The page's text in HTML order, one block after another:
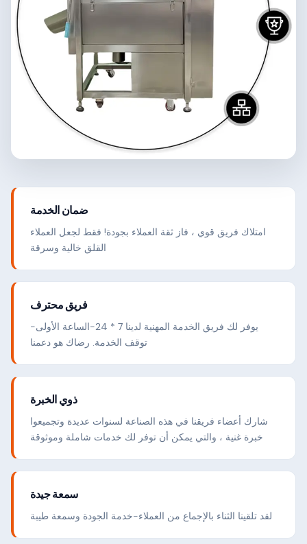
ضمان الخدمة
امتلاك فريق قوي ، فاز ثقة العملاء بجودة! فقط لجعل العملاء
القلق خالية وسرقة
فريق محترف
يوفر لك فريق الخدمة المهنية لدينا 7 * 24-الساعة الأولى-
توقف الخدمة. رضاك هو دعمنا
ذوي الخبرة
شارك أعضاء فريقنا في هذه الصناعة لسنوات عديدة وتجميعوا
خبرة غنية ، والتي يمكن أن توفر لك خدمات شاملة وموثوقة
سمعة جيدة
لقد تلقينا الثناء بالإجماع من العملاء-خدمة الجودة وسمعة طيبة